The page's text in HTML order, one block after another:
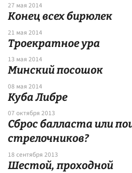
27 мая 2014
Конец всех бирюлек
21 мая 2014
Троекратное ура
13 мая 2014
Минский посошок
08 мая 2014
Куба Либре
07 октября 2013
Сброс балласта или
стрелочников?
18 сентября 2013
Шестой, проходной